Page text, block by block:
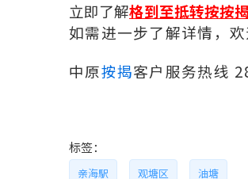
立即了解格到至抵转按按
如需进一步了解详情，
中原按揭客户服务热线
标签：
亲海駅 观塘区 油塘